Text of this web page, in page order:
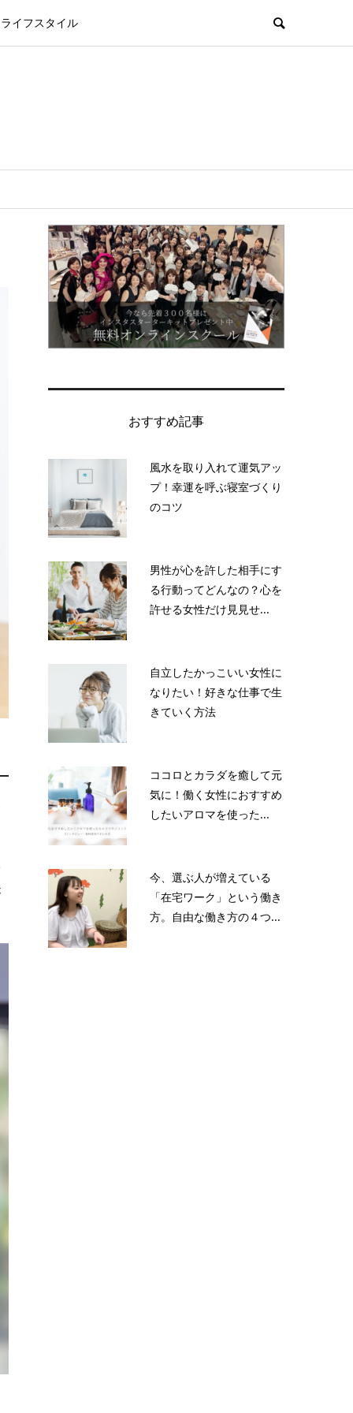
ライフスタイル
おすすめ記事
風水を取り入れて運気アッ
プ！幸運を呼ぶ寝室づくり
のコツ
男性が心を許した相手にす
る行動ってどんなの？心を
許せる女性だけ見見せ...
自立したかっこいい女性に
なりたい！好きな仕事で生
きていく方法
ココロとカラダを癒して元
気に！働く女性におすすめ
したいアロマを使った...
今、選ぶ人が増えている
「在宅ワーク」という働き
方。自由な働き方の４つ...